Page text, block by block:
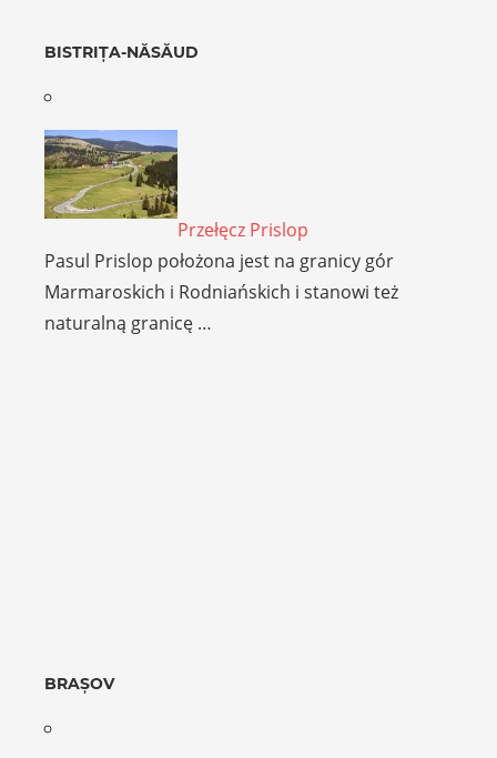
BISTRIȚA-NĂSĂUD
Przełęcz Prislop
Pasul Prislop położona jest na granicy gór
Marmaroskich i Rodniańskich i stanowi też
naturalną granicę …
BRAȘOV